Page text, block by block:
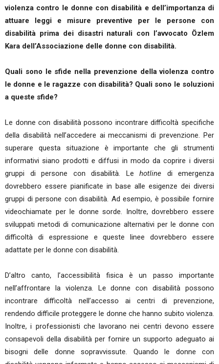
violenza contro le donne con disabilità e dell’importanza di
attuare leggi e misure preventive per le persone con
disabilità prima dei disastri naturali con l’avvocato Özlem
Kara dell’Associazione delle donne con disabilità.
Quali sono le sfide nella prevenzione della violenza contro
le donne e le ragazze con disabilità? Quali sono le soluzioni
a queste sfide?
Le donne con disabilità possono incontrare difficoltà specifiche
della disabilità nell’accedere ai meccanismi di prevenzione. Per
superare questa situazione è importante che gli strumenti
informativi siano prodotti e diffusi in modo da coprire i diversi
gruppi di persone con disabilità. Le hotline di emergenza
dovrebbero essere pianificate in base alle esigenze dei diversi
gruppi di persone con disabilità. Ad esempio, è possibile fornire
videochiamate per le donne sorde. Inoltre, dovrebbero essere
sviluppati metodi di comunicazione alternativi per le donne con
difficoltà di espressione e queste linee dovrebbero essere
adattate per le donne con disabilità.
D’altro canto, l’accessibilità fisica è un passo importante
nell’affrontare la violenza. Le donne con disabilità possono
incontrare difficoltà nell’accesso ai centri di prevenzione,
rendendo difficile proteggere le donne che hanno subito violenza.
Inoltre, i professionisti che lavorano nei centri devono essere
consapevoli della disabilità per fornire un supporto adeguato ai
bisogni delle donne sopravvissute. Quando le donne con